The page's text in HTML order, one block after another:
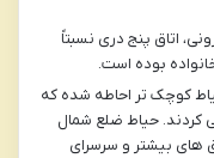
اتاق پنج دری نسبتاً
بوده است.
کوچک تر احاطه شده که
کردند. حیاط ضلع شمال
های بیشتر و سرسرای